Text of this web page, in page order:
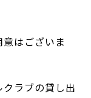
はございま
ラブの貸し出